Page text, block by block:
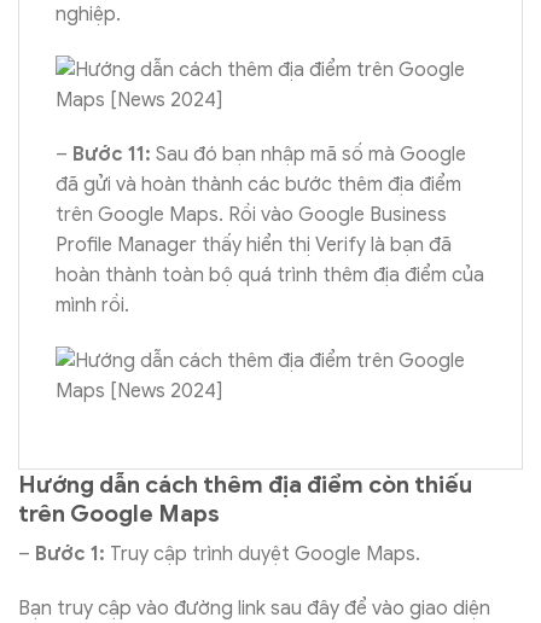
nghiệp.
– Bước 11: Sau đó bạn nhập mã số mà Google
đã gửi và hoàn thành các bước thêm địa điểm
trên Google Maps. Rồi vào Google Business
Profile Manager thấy hiển thị Verify là bạn đã
hoàn thành toàn bộ quá trình thêm địa điểm của
mình rồi.
Hướng dẫn cách thêm địa điểm còn thiếu
trên Google Maps
– Bước 1: Truy cập trình duyệt Google Maps.
Bạn truy cập vào đường link sau đây để vào giao diện